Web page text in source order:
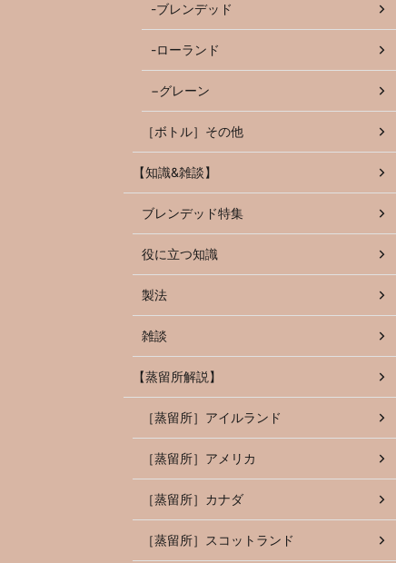
-ブレンデッド
-ローランド
−グレーン
［ボトル］その他
【知識&雑談】
ブレンデッド特集
役に立つ知識
製法
雑談
【蒸留所解説】
［蒸留所］アイルランド
［蒸留所］アメリカ
［蒸留所］カナダ
［蒸留所］スコットランド